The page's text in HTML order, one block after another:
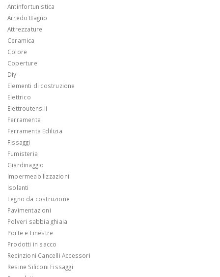
Antinfortunistica
Arredo Bagno
Attrezzature
Ceramica
Colore
Coperture
Diy
Elementi di costruzione
Elettrico
Elettroutensili
Ferramenta
Ferramenta Edilizia
Fissaggi
Fumisteria
Giardinaggio
Impermeabilizzazioni
Isolanti
Legno da costruzione
Pavimentazioni
Polveri sabbia ghiaia
Porte e Finestre
Prodotti in sacco
Recinzioni Cancelli Accessori
Resine Siliconi Fissaggi